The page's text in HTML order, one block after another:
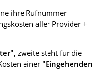
ihre Rufnummer
aller Provider +
zweite steht für die
einer "Eingehenden